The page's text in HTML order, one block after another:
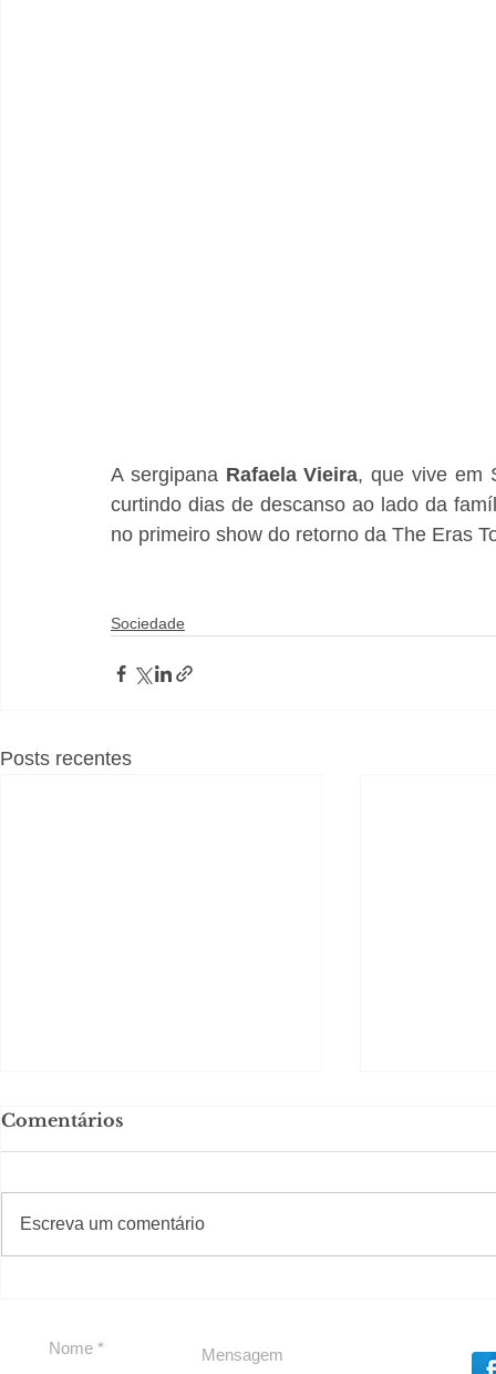
A sergipana Rafaela Vieira, que vive em
curtindo dias de descanso ao lado da
no primeiro show do retorno da The Eras
Sociedade
Posts recentes
Comentários
Escreva um comentário
#Sugestões